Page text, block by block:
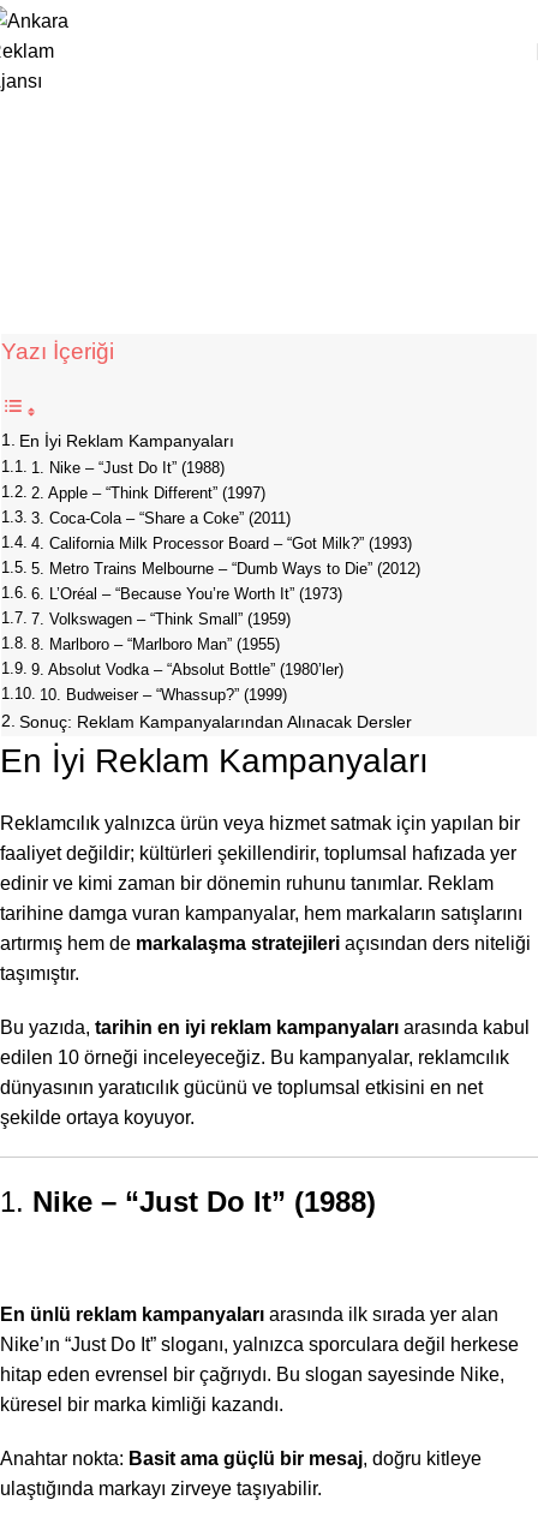
Yazı İçeriği
En İyi Reklam Kampanyaları
1. Nike – “Just Do It” (1988)
2. Apple – “Think Different” (1997)
3. Coca-Cola – “Share a Coke” (2011)
4. California Milk Processor Board – “Got Milk?” (1993)
5. Metro Trains Melbourne – “Dumb Ways to Die” (2012)
6. L’Oréal – “Because You’re Worth It” (1973)
7. Volkswagen – “Think Small” (1959)
8. Marlboro – “Marlboro Man” (1955)
9. Absolut Vodka – “Absolut Bottle” (1980’ler)
10. Budweiser – “Whassup?” (1999)
Sonuç: Reklam Kampanyalarından Alınacak Dersler
En İyi Reklam Kampanyaları
Reklamcılık yalnızca ürün veya hizmet satmak için yapılan bir
faaliyet değildir; kültürleri şekillendirir, toplumsal hafızada yer
edinir ve kimi zaman bir dönemin ruhunu tanımlar. Reklam
tarihine damga vuran kampanyalar, hem markaların satışlarını
artırmış hem de markalaşma stratejileri açısından ders niteliği
taşımıştır.
Bu yazıda, tarihin en iyi reklam kampanyaları arasında kabul
edilen 10 örneği inceleyeceğiz. Bu kampanyalar, reklamcılık
dünyasının yaratıcılık gücünü ve toplumsal etkisini en net
şekilde ortaya koyuyor.
1. Nike – “Just Do It” (1988)
En ünlü reklam kampanyaları arasında ilk sırada yer alan
Nike’ın “Just Do It” sloganı, yalnızca sporculara değil herkese
hitap eden evrensel bir çağrıydı. Bu slogan sayesinde Nike,
küresel bir marka kimliği kazandı.
Anahtar nokta: Basit ama güçlü bir mesaj, doğru kitleye
ulaştığında markayı zirveye taşıyabilir.